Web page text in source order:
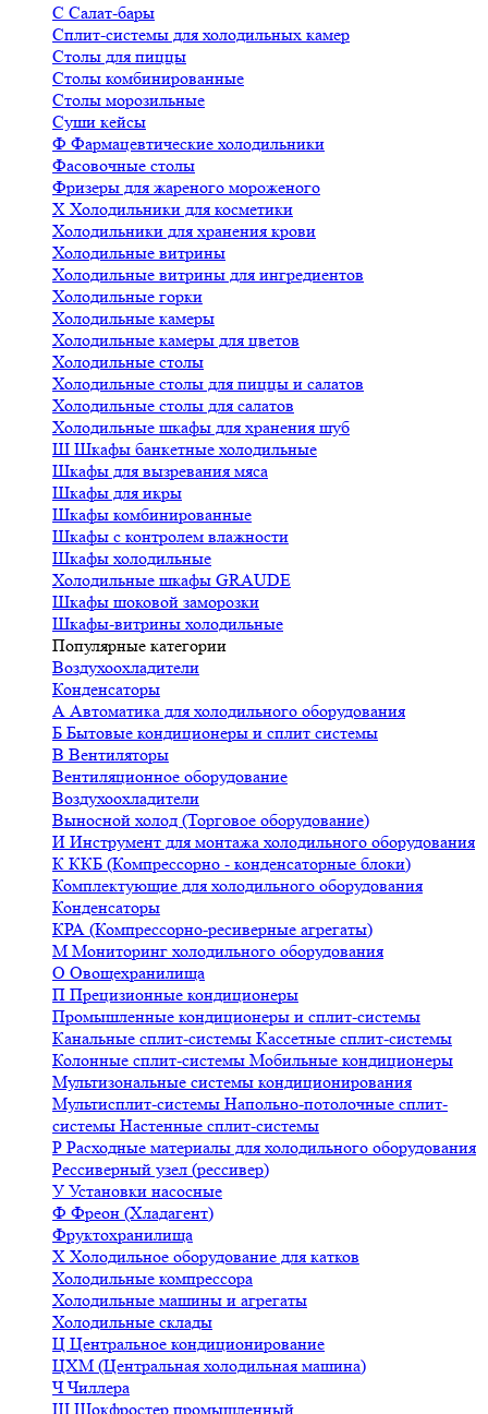
С Салат-бары
Сплит-системы для холодильных камер
Столы для пиццы
Столы комбинированные
Столы морозильные
Суши кейсы
Ф Фармацевтические холодильники
Фасовочные столы
Фризеры для жареного мороженого
Х Холодильники для косметики
Холодильники для хранения крови
Холодильные витрины
Холодильные витрины для ингредиентов
Холодильные горки
Холодильные камеры
Холодильные камеры для цветов
Холодильные столы
Холодильные столы для пиццы и салатов
Холодильные столы для салатов
Холодильные шкафы для хранения шуб
Ш Шкафы банкетные холодильные
Шкафы для вызревания мяса
Шкафы для икры
Шкафы комбинированные
Шкафы с контролем влажности
Шкафы холодильные
Холодильные шкафы GRAUDE
Шкафы шоковой заморозки
Шкафы-витрины холодильные
Популярные категории
Воздухоохладители
Конденсаторы
А Автоматика для холодильного оборудования
Б Бытовые кондиционеры и сплит системы
В Вентиляторы
Вентиляционное оборудование
Воздухоохладители
Выносной холод (Торговое оборудование)
И Инструмент для монтажа холодильного оборудования
К ККБ (Компрессорно - конденсаторные блоки)
Комплектующие для холодильного оборудования
Конденсаторы
КРА (Компрессорно-ресиверные агрегаты)
М Мониторинг холодильного оборудования
О Овощехранилища
П Прецизионные кондиционеры
Промышленные кондиционеры и сплит-системы
Канальные сплит-системы Кассетные сплит-системы
Колонные сплит-системы Мобильные кондиционеры
Мультизональные системы кондиционирования
Мультисплит-системы Напольно-потолочные сплит-
системы Настенные сплит-системы
Р Расходные материалы для холодильного оборудования
Рессиверный узел (рессивер)
У Установки насосные
Ф Фреон (Хладагент)
Фруктохранилища
Х Холодильное оборудование для катков
Холодильные компрессора
Холодильные машины и агрегаты
Холодильные склады
Ц Центральное кондиционирование
ЦХМ (Центральная холодильная машина)
ЧЧиллера
Ш Шокфростер промышленный